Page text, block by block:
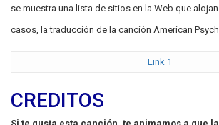
se muestra una lista de sitios en la Web que
casos, la traducción de la canción American
Link 1
CREDITOS